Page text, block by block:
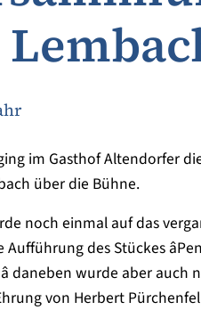
ging im Gasthof Altendorfer
über die Bühne.
noch einmal auf das
des Stückes
daneben wurde aber
von Herbert